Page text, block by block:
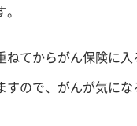
ねてからがん保険に
すので、がんが気に